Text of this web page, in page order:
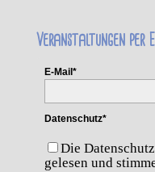
Veranstaltungen per
E-Mail*
Datenschutz*
Die
gelesen und